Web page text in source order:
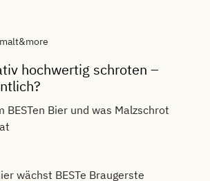
malt&more
hochwertig schroten –
BESTen Bier und was Malzschrot